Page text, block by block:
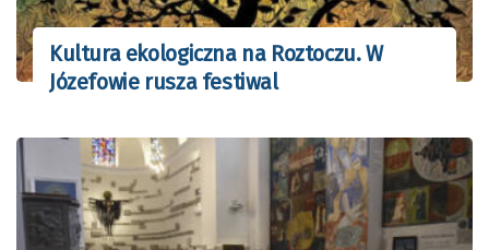
Kultura ekologiczna na Roztoczu. W
Józefowie rusza festiwal